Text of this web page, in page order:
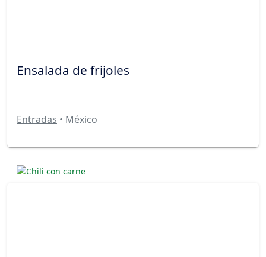
Ensalada de frijoles
Entradas • México